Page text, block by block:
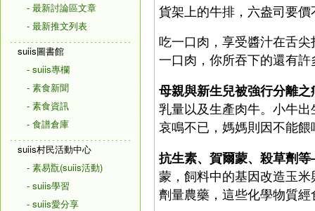
- 最新討論區文章
- 最新推文列表
suiis圖書館
- suiis專欄
- 素食新聞
- 素食資訊
- 食譜倉庫
suiis村民活動中心
- 素易翫(suiis活動)
- suiis學習
- suiis愛分享
貨架上的牛排，六盎司要
吃一口肉，享受醬汁在舌
一口肉，你所吞下的還有
母親與新生兒被強行分離
乳量以及生產肉牛。小牛
哀鳴不已，媽媽則因不能
抗生素、賀爾蒙、殺草劑
蒙，飼料中的基因改造玉
劑量農藥，這些化學物質